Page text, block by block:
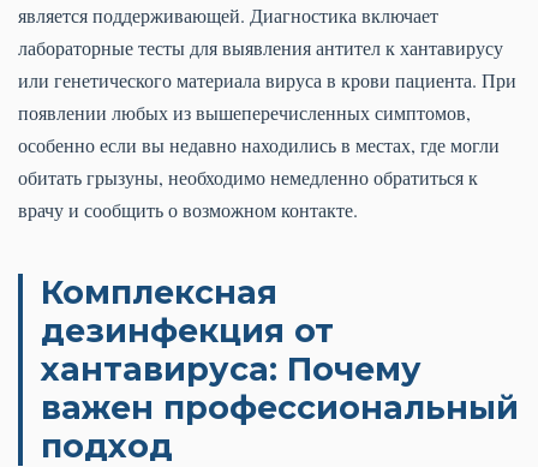
является поддерживающей. Диагностика включает
лабораторные тесты для выявления антител к хантавирусу
или генетического материала вируса в крови пациента. При
появлении любых из вышеперечисленных симптомов,
особенно если вы недавно находились в местах, где могли
обитать грызуны, необходимо немедленно обратиться к
врачу и сообщить о возможном контакте.
Комплексная
дезинфекция от
хантавируса: Почему
важен профессиональный
подход